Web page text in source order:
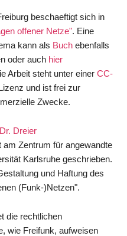
beschaeftigt sich in
offener Netze". Eine
kann als Buch ebenfalls
oder auch hier
Arbeit steht unter einer CC-
und ist frei zur
Zwecke.
Dreier
Zentrum für angewandte
Karlsruhe geschrieben.
und Haftung des
(Funk-)Netzen".
die rechtlichen
wie Freifunk, aufweisen